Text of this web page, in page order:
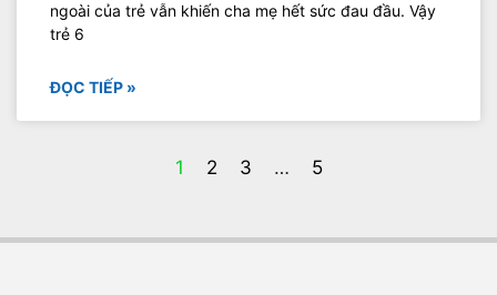
ngoài của trẻ vẫn khiến cha mẹ hết sức đau đầu. Vậy
trẻ 6
ĐỌC TIẾP »
1 2 3 … 5